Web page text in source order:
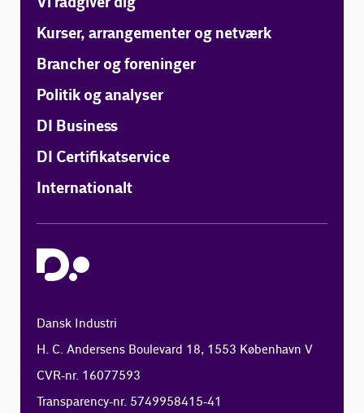
Kurser, arrangementer og netværk
Brancher og foreninger
Politik og analyser
DI Business
DI Certifikatservice
Internationalt
Dansk Industri
H. C. Andersens Boulevard 18, 1553 København V
CVR-nr. 16077593
Transparency-nr. 5749958415-41